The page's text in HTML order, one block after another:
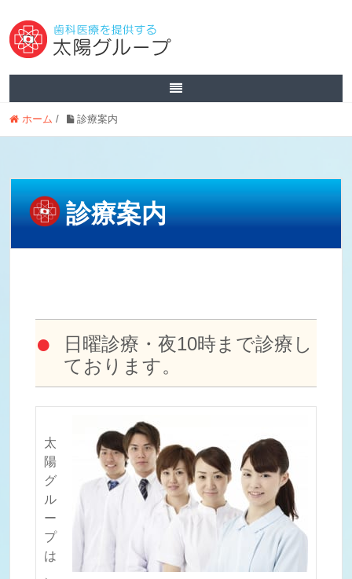
ホーム / 診療案内
診療案内
日曜診療・夜10時まで診療し
ております。
太
陽
グ
ル
ー
プ
は